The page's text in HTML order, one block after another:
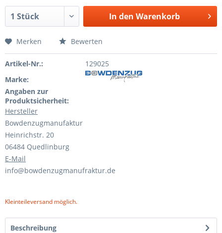
In den Warenkorb
Merken Bewerten
Artikel-Nr.:
129025
Marke:
Angaben zur
Produktsicherheit:
Hersteller
Bowdenzugmanufaktur
Heinrichstr. 20
06484 Quedlinburg
E-Mail
info@bowdenzugmanufraktur.de
Kleinteileversand möglich.
Beschreibung